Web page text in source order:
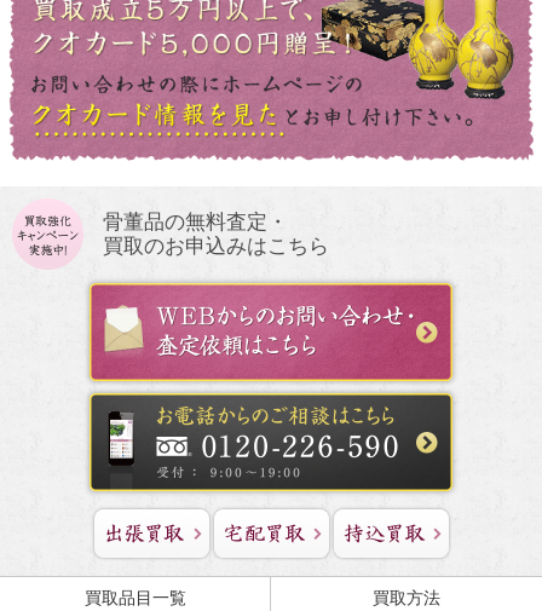
骨董品の無料査定・
買取のお申込みはこちら
買取品目一覧 買取方法